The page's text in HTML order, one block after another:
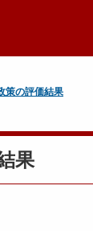
策の評価結果
果